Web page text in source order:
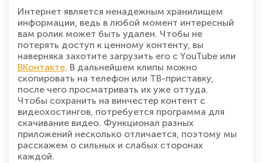
Интернет является ненадежным хранилищем
информации, ведь в любой момент интересный
вам ролик может быть удален. Чтобы не
потерять доступ к ценному контенту, вы
наверняка захотите загрузить его с YouTube или
ВКонтакте. В дальнейшем клипы можно
скопировать на телефон или ТВ-приставку,
после чего просматривать их уже оттуда.
Чтобы сохранить на винчестер контент с
видеохостингов, потребуется программа для
скачивание видео. Функционал разных
приложений несколько отличается, поэтому мы
расскажем о сильных и слабых сторонах
каждой.